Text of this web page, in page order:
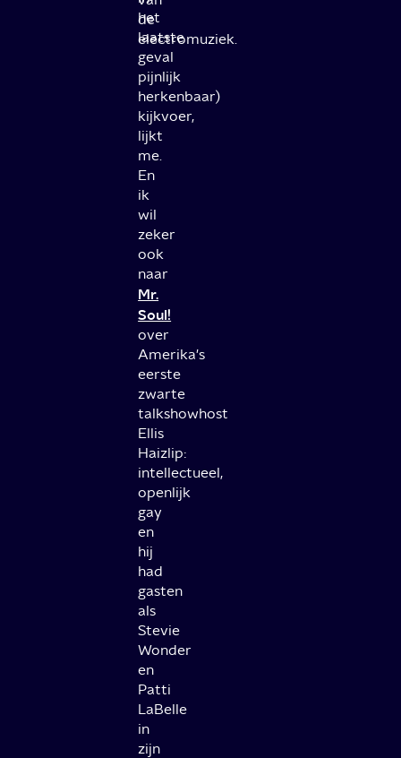
de
electromuziek.
het
laatste
geval
pijnlijk
herkenbaar)
kijkvoer,
lijkt
me.
En
ik
wil
zeker
ook
naar
Mr.
Soul!
over
Amerika's
eerste
zwarte
talkshowhost
Ellis
Haizlip:
intellectueel,
openlijk
gay
en
hij
had
gasten
als
Stevie
Wonder
en
Patti
LaBelle
in
zijn